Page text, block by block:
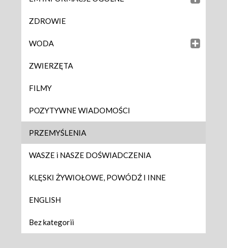
ZDROWIE
WODA
ZWIERZĘTA
FILMY
POZYTYWNE WIADOMOŚCI
PRZEMYŚLENIA
WASZE i NASZE DOŚWIADCZENIA
KLĘSKI ŻYWIOŁOWE, POWÓDŹ I INNE
ENGLISH
Bez kategorii